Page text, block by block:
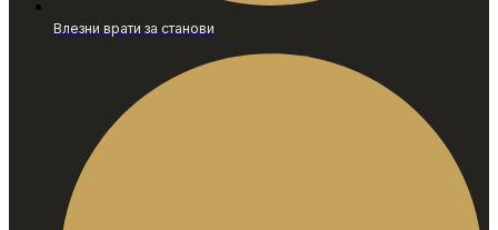
Влезни врати за станови